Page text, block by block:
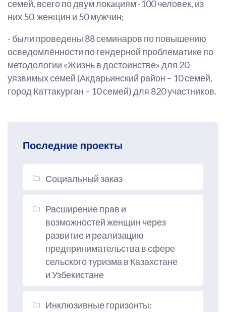
семей, всего по двум локaциям -100 человек, из
них 50 женщин и 50 мужчин;
- были проведены 88 семинаров по повышению
осведомлённости по гендерной проблематике по
методологии «Жизнь в достоинстве» для 20
уязвимых семей (Акдарьинский район – 10 семей,
город Каттакурган – 10 семей) для 820 участников.
Последние проекты
Социальный заказ
Расширение прав и
возможностей женщин через
развитие и реализацию
предпринимательства в сфере
сельского туризма в Казахстане
и Узбекистане
Инклюзивные горизонты: